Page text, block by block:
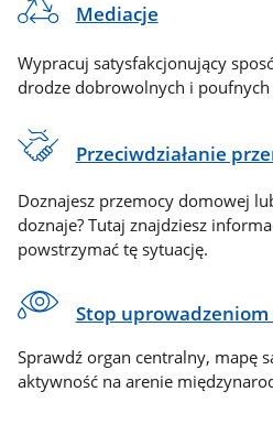
Mediacje
Wypracuj satysfakcjonujący
drodze dobrowolnych i
Przeciwdziałanie
Doznajesz przemocy domowej
doznaje? Tutaj znajdziesz
powstrzymać tę sytuację.
Stop uprowadzeniom
Sprawdź organ centralny, mapę
aktywność na arenie